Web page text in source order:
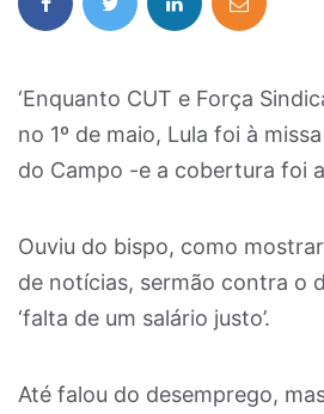
‘Enquanto CUT e Força
no 1º de maio, Lula foi à
do Campo -e a cobertura foi
Ouviu do bispo, como
de notícias, sermão contra o
‘falta de um salário justo’.
Até falou do desemprego,